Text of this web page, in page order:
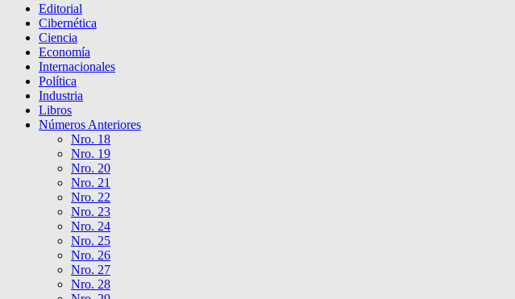
Editorial
Cibernética
Ciencia
Economía
Internacionales
Política
Industria
Libros
Números Anteriores
Nro. 18
Nro. 19
Nro. 20
Nro. 21
Nro. 22
Nro. 23
Nro. 24
Nro. 25
Nro. 26
Nro. 27
Nro. 28